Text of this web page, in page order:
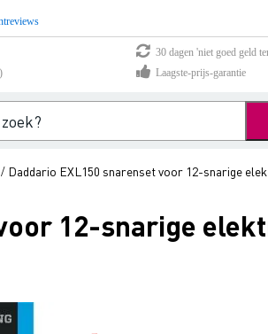
30 dagen 'niet goed geld
Laagste-prijs-garantie
/ Daddario EXL150 snarenset voor 12-snarige
12-snarige